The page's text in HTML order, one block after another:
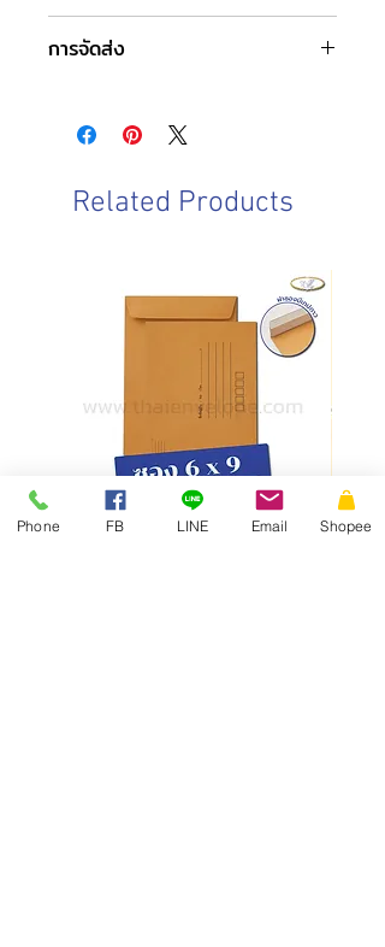
รูปแบบ :
ซองคีย์การ์ดแบบแฟ้มมีกระเป๋าด้านใน
ตามแบบที่คุณต้องการ
การจัดส่ง
จันทร์-เสาร์ : 8.00-17.00 น.
วันอาทิตย์ : ปิดทำการ
วันและเวลาในการจัดส่งสินค้า
สั่งซื้อก่อนเวลา 10.00 น. สามารถจัดส่ง
ภายในวันเดียวกัน
การสั่งซื้อหลังเวลา 10.00น.จัดส่ง
ภายในวันทำการถัดไป
Related Products
Phone FB LINE Email Shopee